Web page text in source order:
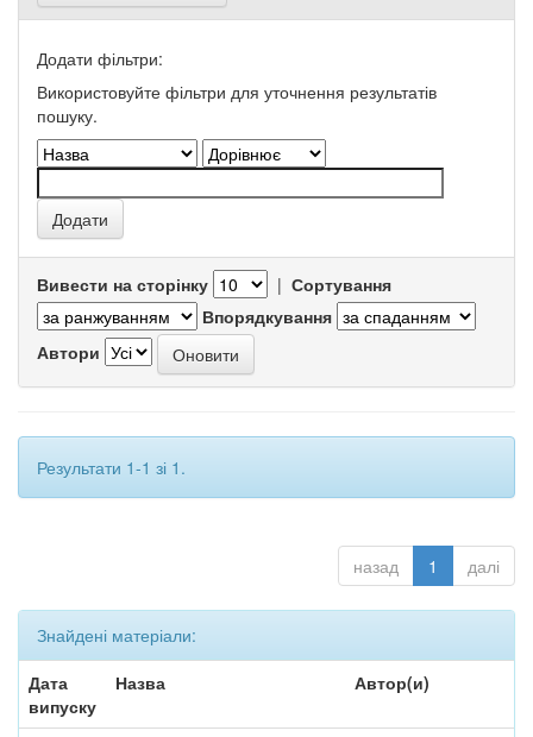
Додати фільтри:
Використовуйте фільтри для уточнення результатів
пошуку.
Вивести на сторінку | Сортування
Впорядкування
Автори
Результати 1-1 зі 1.
назад 1 далі
Знайдені матеріали:
Дата
випуску
Назва Автор(и)